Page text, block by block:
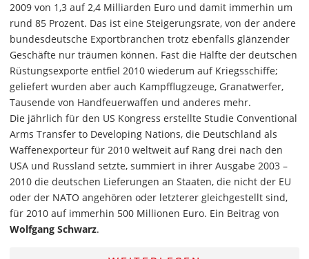
2009 von 1,3 auf 2,4 Milliarden Euro und damit immerhin um
rund 85 Prozent. Das ist eine Steigerungsrate, von der andere
bundesdeutsche Exportbranchen trotz ebenfalls glänzender
Geschäfte nur träumen können. Fast die Hälfte der deutschen
Rüstungsexporte entfiel 2010 wiederum auf Kriegsschiffe;
geliefert wurden aber auch Kampfflugzeuge, Granatwerfer,
Tausende von Handfeuerwaffen und anderes mehr.
Die jährlich für den US Kongress erstellte Studie Conventional
Arms Transfer to Developing Nations, die Deutschland als
Waffenexporteur für 2010 weltweit auf Rang drei nach den
USA und Russland setzte, summiert in ihrer Ausgabe 2003 –
2010 die deutschen Lieferungen an Staaten, die nicht der EU
oder der NATO angehören oder letzterer gleichgestellt sind,
für 2010 auf immerhin 500 Millionen Euro. Ein Beitrag von
Wolfgang Schwarz.